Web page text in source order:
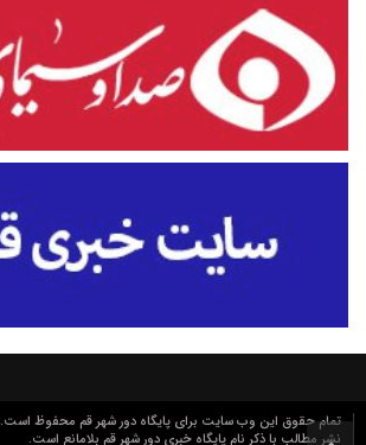
تمام حقوق این وب سایت برای پایگاه دور شهر قم محفوظ است.
نشر مطالب با ذکر نام پایگاه خبری دور شهر قم بلامانع است.